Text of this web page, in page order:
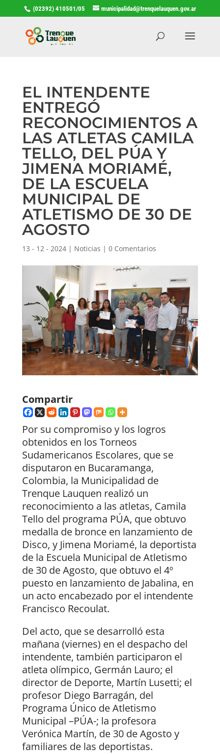
(02392) 410501/05 municipalidad@trenquelauquen.gov.ar
EL INTENDENTE
ENTREGÓ
RECONOCIMIENTOS A
LAS ATLETAS CAMILA
TELLO, DEL PÚA Y
JIMENA MORIAMÉ,
DE LA ESCUELA
MUNICIPAL DE
ATLETISMO DE 30 DE
AGOSTO
13 - 12 - 2024| Noticias | 0 Comentarios
Compartir
Por su compromiso y los logros
obtenidos en los Torneos
Sudamericanos Escolares, que se
disputaron en Bucaramanga,
Colombia, la Municipalidad de
Trenque Lauquen realizó un
reconocimiento a las atletas, Camila
Tello del programa PÚA, que obtuvo
medalla de bronce en lanzamiento de
Disco, y Jimena Moriamé, la deportista
de la Escuela Municipal de Atletismo
de 30 de Agosto, que obtuvo el 4º
puesto en lanzamiento de Jabalina, en
un acto encabezado por el intendente
Francisco Recoulat.
Del acto, que se desarrolló esta
mañana (viernes) en el despacho del
intendente, también participaron el
atleta olímpico, Germán Lauro; el
director de Deporte, Martín Lusetti; el
profesor Diego Barragán, del
Programa Único de Atletismo
Municipal –PÚA-; la profesora
Verónica Martín, de 30 de Agosto y
familiares de las deportistas.